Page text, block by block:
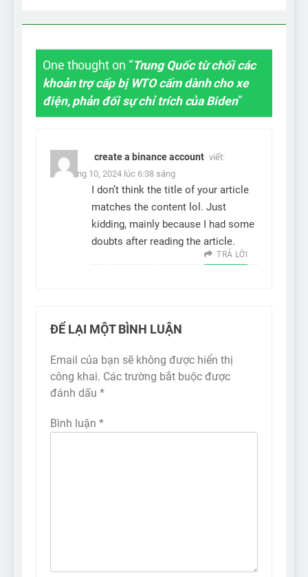
One thought on “Trung Quốc từ chối các
khoản trợ cấp bị WTO cấm dành cho xe
điện, phản đối sự chỉ trích của Biden”
create a binance account viết:
26 Tháng 10, 2024 lúc 6:38 sáng
I don’t think the title of your article
matches the content lol. Just
kidding, mainly because I had some
doubts after reading the article.
TRẢ LỜI
ĐỂ LẠI MỘT BÌNH LUẬN
Email của bạn sẽ không được hiển thị
công khai. Các trường bắt buộc được
đánh dấu *
Bình luận *